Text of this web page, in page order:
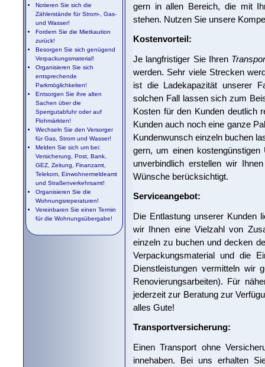
gern in allen Bereich, die mit
stehen. Nutzen Sie unsere
Kostenvorteil:
Je langfristiger Sie Ihren
werden. Sehr viele Strecken
ist die Ladekapazität unserer
solchen Fall lassen sich zum
Kosten für den Kunden deutlich
Kunden auch noch eine ganze
Kundenwunsch einzeln buchen
gern, um einen
unverbindlich erstellen wir
Wünsche berücksichtigt.
Serviceangebot:
Die Entlastung unserer Kunden
wir Ihnen eine Vielzahl von
einzeln zu buchen und decken
Verpackungsmaterial und die
Dienstleistungen vermitteln wir
Renovierungsarbeiten). Für
jederzeit zur Beratung zur
alles Gute!
Transportversicherung:
Einen Transport ohne
innehaben. Bei uns erhalten
Notieren Sie sich die
Zählerstände für Strom-, Gas-
und Wasser!
Fordern Sie die Mietkaution
zurück!
Besorgen Sie sich genügend
Verpackungsmaterial!
Organisieren Sie sich
entsprechende
Parkmöglichkeiten!
Entsorgen Sie ihre alten
Sachen über die
Sperrgutabfuhr oder auf
Flohmärkten!
Wechseln Sie den Versorger
für Gas, Strom und Wasser!
Melden Sie sich um bei:
Versicherung, Post, Bank,
GEZ, Zeitung, Finanzamt,
Telekom, Einwohnermeldeamt
und Straßenverkehrsamt!
Organisieren Sie die
Wohnungsreperaturen!
Vereinbaren Sie einen Termin
für die Wohnungsübergabe!